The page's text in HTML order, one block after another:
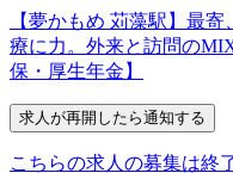
【夢かもめ 苅藻駅】最
療に力。外来と訪問の
保・厚生年金】
こちらの求人の募集は終